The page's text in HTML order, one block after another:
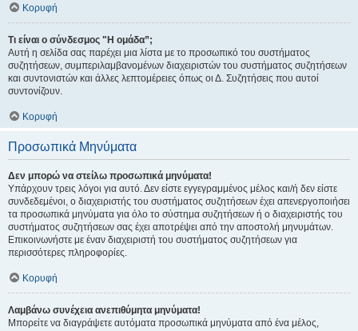
Κορυφή
Τι είναι ο σύνδεσμος "Η ομάδα”;
Αυτή η σελίδα σας παρέχει μια λίστα με το προσωπικό του συστήματος
συζητήσεων, συμπεριλαμβανομένων διαχειριστών του συστήματος συζητήσεων
και συντονιστών και άλλες λεπτομέρειες όπως οι Δ. Συζητήσεις που αυτοί
συντονίζουν.
Κορυφή
Προσωπικά Μηνύματα
Δεν μπορώ να στείλω προσωπικά μηνύματα!
Υπάρχουν τρεις λόγοι για αυτό. Δεν είστε εγγεγραμμένος μέλος και/ή δεν είστε
συνδεδεμένοι, ο διαχειριστής του συστήματος συζητήσεων έχει απενεργοποιήσει
τα προσωπικά μηνύματα για όλο το σύστημα συζητήσεων ή ο διαχειριστής του
συστήματος συζητήσεων σας έχει αποτρέψει από την αποστολή μηνυμάτων.
Επικοινωνήστε με έναν διαχειριστή του συστήματος συζητήσεων για
περισσότερες πληροφορίες.
Κορυφή
Λαμβάνω συνέχεια ανεπιθύμητα μηνύματα!
Μπορείτε να διαγράψετε αυτόματα προσωπικά μηνύματα από ένα μέλος,